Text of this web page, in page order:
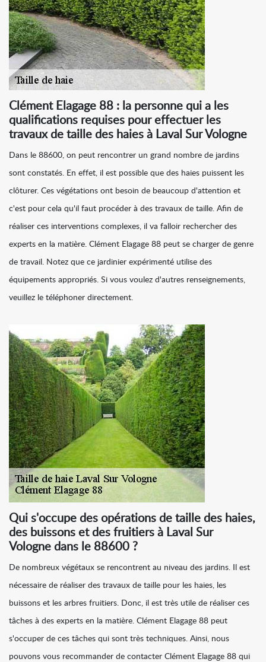
Clément Elagage 88 : la personne qui a les
qualifications requises pour effectuer les
travaux de taille des haies à Laval Sur Vologne
Dans le 88600, on peut rencontrer un grand nombre de jardins
sont constatés. En effet, il est possible que des haies puissent les
clôturer. Ces végétations ont besoin de beaucoup d'attention et
c'est pour cela qu'il faut procéder à des travaux de taille. Afin de
réaliser ces interventions complexes, il va falloir rechercher des
experts en la matière. Clément Elagage 88 peut se charger de genre
de travail. Notez que ce jardinier expérimenté utilise des
équipements appropriés. Si vous voulez d'autres renseignements,
veuillez le téléphoner directement.
Qui s'occupe des opérations de taille des haies,
des buissons et des fruitiers à Laval Sur
Vologne dans le 88600 ?
De nombreux végétaux se rencontrent au niveau des jardins. Il est
nécessaire de réaliser des travaux de taille pour les haies, les
buissons et les arbres fruitiers. Donc, il est très utile de réaliser ces
tâches à des experts en la matière. Clément Elagage 88 peut
s'occuper de ces tâches qui sont très techniques. Ainsi, nous
pouvons vous recommander de contacter Clément Elagage 88 qui